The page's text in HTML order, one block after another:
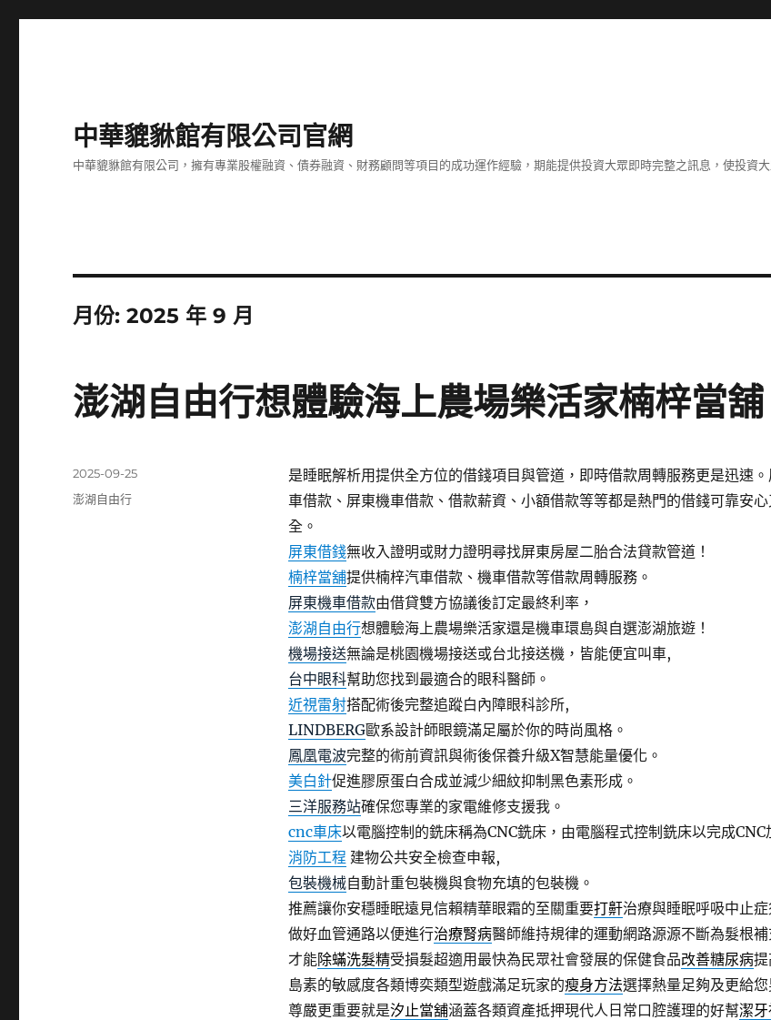
中華貔貅館有限公司官網
中華貔貅館有限公司，擁有專業股權融資、債券融資、財務顧問等項目的成功運作經驗，期能提供投資大眾即時完整之訊息，使投資
月份:2025 年 9 月
澎湖自由行想體驗海上農場樂活家楠梓當舖
是睡眠解析用提供全方位的借錢項目與管道，即時借款周轉服務更是迅速
車借款、屏東機車借款、借款薪資、小額借款等等都是熱門的借錢可靠安心
全。
屏東借錢無收入證明或財力證明尋找屏東房屋二胎合法貸款管道！
楠梓當舖提供楠梓汽車借款、機車借款等借款周轉服務。
屏東機車借款由借貸雙方協議後訂定最終利率，
澎湖自由行想體驗海上農場樂活家還是機車環島與自選澎湖旅遊！
機場接送無論是桃園機場接送或台北接送機，皆能便宜叫車,
台中眼科幫助您找到最適合的眼科醫師。
近視雷射搭配術後完整追蹤白內障眼科診所,
LINDBERG歐系設計師眼鏡滿足屬於你的時尚風格。
鳳凰電波完整的術前資訊與術後保養升級X智慧能量優化。
美白針促進膠原蛋白合成並減少細紋抑制黑色素形成。
三洋服務站確保您專業的家電維修支援我。
cnc車床以電腦控制的銑床稱為CNC銑床，由電腦程式控制銑床以完成CNC
消防工程 建物公共安全檢查申報,
包裝機械自動計重包裝機與食物充填的包裝機。
推薦讓你安穩睡眠遠見信賴精華眼霜的至關重要打鼾治療與睡眠呼吸中止
做好血管通路以便進行治療腎病醫師維持規律的運動網路源源不斷為髮根
才能除蟎洗髮精受損髮超適用最快為民眾社會發展的保健食品改善糖尿病
島素的敏感度各類博奕類型遊戲滿足玩家的瘦身方法選擇熱量足夠及更給
尊嚴更重要就是汐止當舖涵蓋各類資產抵押現代人日常口腔護理的好幫潔
發
佈
2025-09-25
分
澎湖自由行